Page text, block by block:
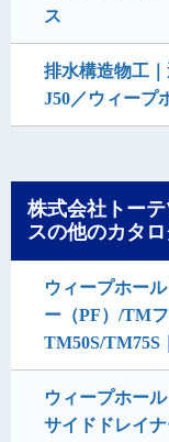
ス
排水構造物工
J50／ウィープ
株式会社トー
スの他のカタ
ウィープホー
ー（PF）/TM
TM50S/TM75S
ウィープホー
サイドドレイ